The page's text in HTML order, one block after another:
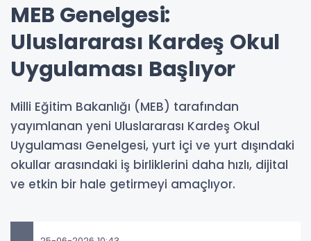
MEB Genelgesi:
Uluslararası Kardeş Okul
Uygulaması Başlıyor
Milli Eğitim Bakanlığı (MEB) tarafından
yayımlanan yeni Uluslararası Kardeş Okul
Uygulaması Genelgesi, yurt içi ve yurt dışındaki
okullar arasındaki iş birliklerini daha hızlı, dijital
ve etkin bir hale getirmeyi amaçlıyor.